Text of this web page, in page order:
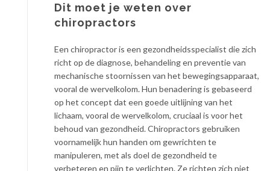
Dit moet je weten over
chiropractors
Een chiropractor is een gezondheidsspecialist die zich
richt op de diagnose, behandeling en preventie van
mechanische stoornissen van het bewegingsapparaat,
vooral de wervelkolom. Hun benadering is gebaseerd
op het concept dat een goede uitlijning van het
lichaam, vooral de wervelkolom, cruciaal is voor het
behoud van gezondheid. Chiropractors gebruiken
voornamelijk hun handen om gewrichten te
manipuleren, met als doel de gezondheid te
verbeteren en pijn te verlichten. Ze richten zich niet